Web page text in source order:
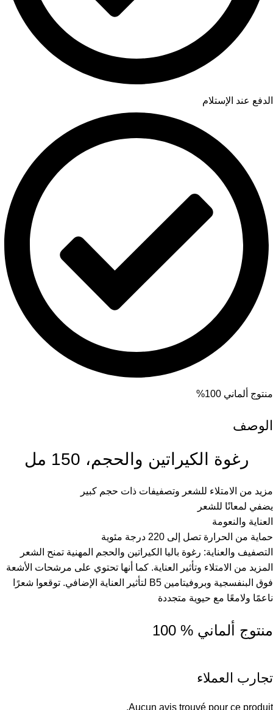
الدفع عند الإستلام
منتوج ألماني 100%
الوصف
رغوة الكيراتين والحجم، 150 مل
مزيد من الامتلاء للشعر وتصفيفات ذات حجم كبير
يضفي لمعانًا للشعر
العناية والنعومة
حماية من الحرارة تصل إلى 220 درجة مئوية
التصفيف والعناية: رغوة باليا الكيراتين والحجم المهنية تمنح الشعر
المزيد من الامتلاء وتأثير العناية. كما أنها تحتوي على مرشحات الأشعة
فوق البنفسجية وبروفيتامين B5 لتأثير العناية الإضافي. توقعوا شعرًا
ناعمًا ولامعًا مع حيوية متجددة
منتوج ألماني % 100
تجارب العملاء
Aucun avis trouvé pour ce produit.